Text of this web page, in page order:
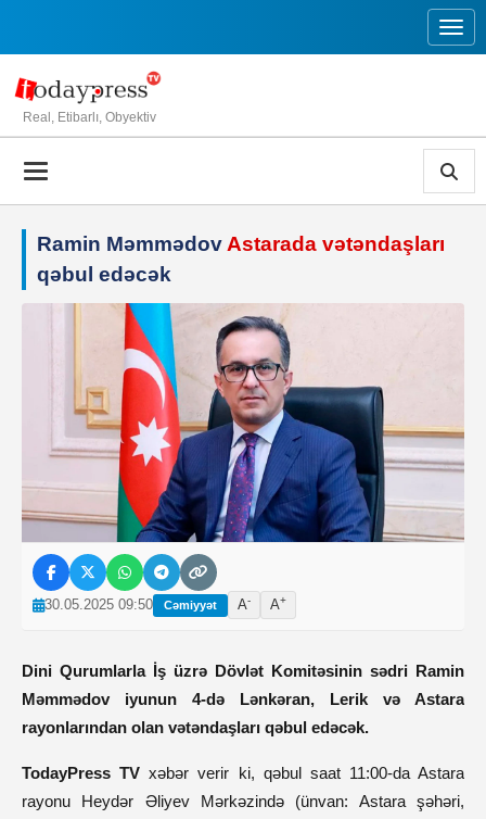
Real, Etibarlı, Obyektiv
Ramin Məmmədov Astarada vətəndaşları
qəbul edəcək
30.05.2025 09:50 Cəmiyyət A- A+
Dini Qurumlarla İş üzrə Dövlət Komitəsinin sədri Ramin
Məmmədov iyunun 4-də Lənkəran, Lerik və Astara
rayonlarından olan vətəndaşları qəbul edəcək.
TodayPress TV xəbər verir ki, qəbul saat 11:00-da Astara
rayonu Heydər Əliyev Mərkəzində (ünvan: Astara şəhəri,